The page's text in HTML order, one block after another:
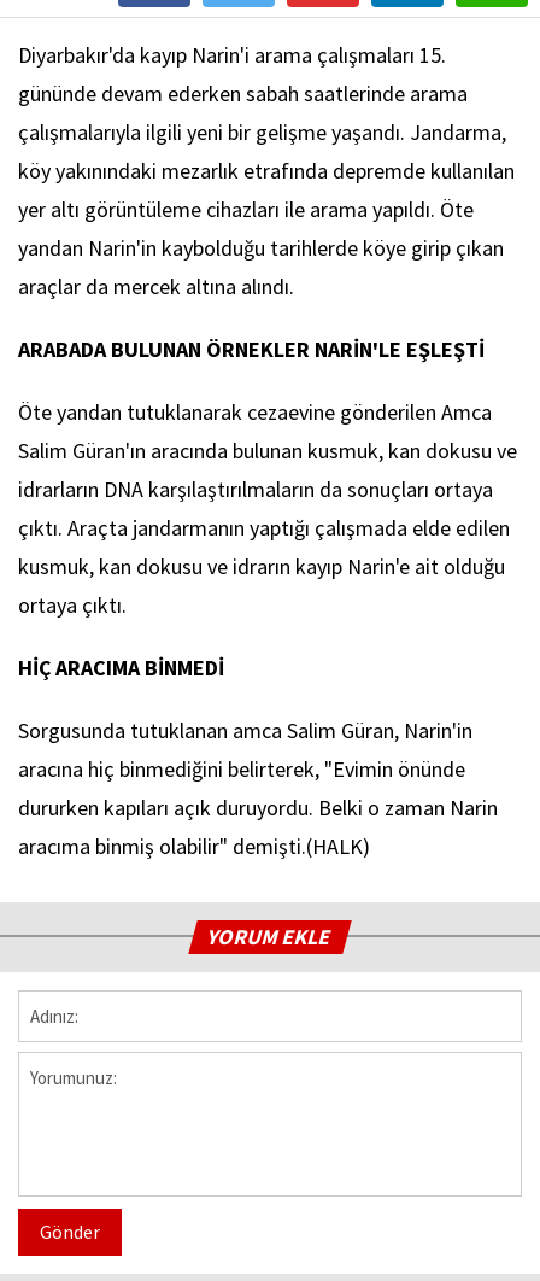
Diyarbakır'da kayıp Narin'i arama çalışmaları 15.
gününde devam ederken sabah saatlerinde arama
çalışmalarıyla ilgili yeni bir gelişme yaşandı. Jandarma,
köy yakınındaki mezarlık etrafında depremde kullanılan
yer altı görüntüleme cihazları ile arama yapıldı. Öte
yandan Narin'in kaybolduğu tarihlerde köye girip çıkan
araçlar da mercek altına alındı.
ARABADA BULUNAN ÖRNEKLER NARİN'LE EŞLEŞTİ
Öte yandan tutuklanarak cezaevine gönderilen Amca
Salim Güran'ın aracında bulunan kusmuk, kan dokusu ve
idrarların DNA karşılaştırılmaların da sonuçları ortaya
çıktı. Araçta jandarmanın yaptığı çalışmada elde edilen
kusmuk, kan dokusu ve idrarın kayıp Narin'e ait olduğu
ortaya çıktı.
HİÇ ARACIMA BİNMEDİ
Sorgusunda tutuklanan amca Salim Güran, Narin'in
aracına hiç binmediğini belirterek, "Evimin önünde
dururken kapıları açık duruyordu. Belki o zaman Narin
aracıma binmiş olabilir" demişti.(HALK)
YORUM EKLE
Gönder